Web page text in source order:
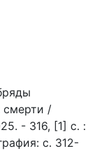
смерти /
- 316, [1] с. :
с. 312-